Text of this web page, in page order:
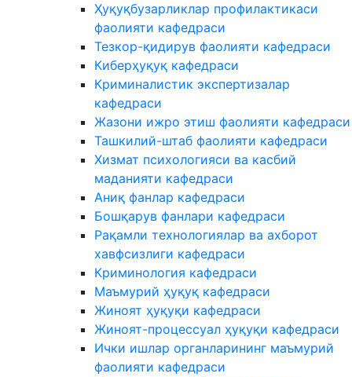
Ҳуқуқбузарликлар профилактикаси
фаолияти кафедраси
Тезкор-қидирув фаолияти кафедраси
Киберҳуқуқ кафедраси
Криминалистик экспертизалар
кафедраси
Жазони ижро этиш фаолияти кафедраси
Ташкилий-штаб фаолияти кафедраси
Хизмат психологияси ва касбий
маданияти кафедраси
Аниқ фанлар кафедраси
Бошқарув фанлари кафедраси
Рақамли технологиялар ва ахборот
хавфсизлиги кафедраси
Криминология кафедраси
Маъмурий ҳуқуқ кафедраси
Жиноят ҳуқуқи кафедраси
Жиноят-процессуал ҳуқуқи кафедраси
Ички ишлар органларининг маъмурий
фаолияти кафедраси